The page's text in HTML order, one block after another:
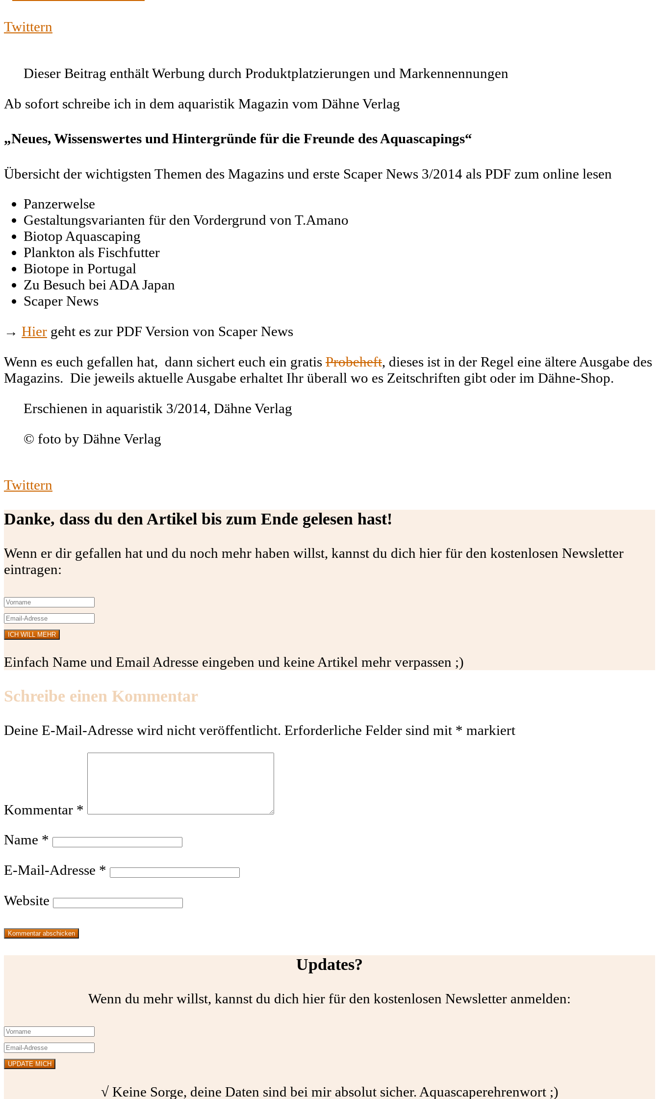
Twittern
Dieser Beitrag enthält Werbung durch Produktplatzierungen und Markennennungen
Ab sofort schreibe ich in dem aquaristik Magazin vom Dähne Verlag
„Neues, Wissenswertes und Hintergründe für die Freunde des Aquascapings“
Übersicht der wichtigsten Themen des Magazins und erste Scaper News 3/2014 als PDF zum online lesen
Panzerwelse
Gestaltungsvarianten für den Vordergrund von T.Amano
Biotop Aquascaping
Plankton als Fischfutter
Biotope in Portugal
Zu Besuch bei ADA Japan
Scaper News
→ Hier geht es zur PDF Version von Scaper News
Wenn es euch gefallen hat, dann sichert euch ein gratis Probeheft, dieses ist in der Regel eine ältere Ausgabe des
Magazins. Die jeweils aktuelle Ausgabe erhaltet Ihr überall wo es Zeitschriften gibt oder im Dähne-Shop.
Erschienen in aquaristik 3/2014, Dähne Verlag
© foto by Dähne Verlag
Twittern
Danke, dass du den Artikel bis zum Ende gelesen hast!
Wenn er dir gefallen hat und du noch mehr haben willst, kannst du dich hier für den kostenlosen Newsletter
eintragen:
Einfach Name und Email Adresse eingeben und keine Artikel mehr verpassen ;)
Schreibe einen Kommentar
Deine E-Mail-Adresse wird nicht veröffentlicht. Erforderliche Felder sind mit * markiert
Kommentar *
Name *
E-Mail-Adresse *
Website
Updates?
Wenn du mehr willst, kannst du dich hier für den kostenlosen Newsletter anmelden:
√ Keine Sorge, deine Daten sind bei mir absolut sicher. Aquascaperehrenwort ;)